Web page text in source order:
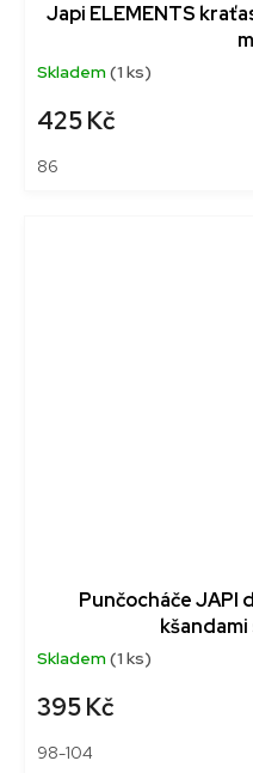
Japi ELEMENTS
Skladem(1 ks)
425 Kč
86
Punčocháče JAPI
Skladem(1 ks)
395 Kč
98-104